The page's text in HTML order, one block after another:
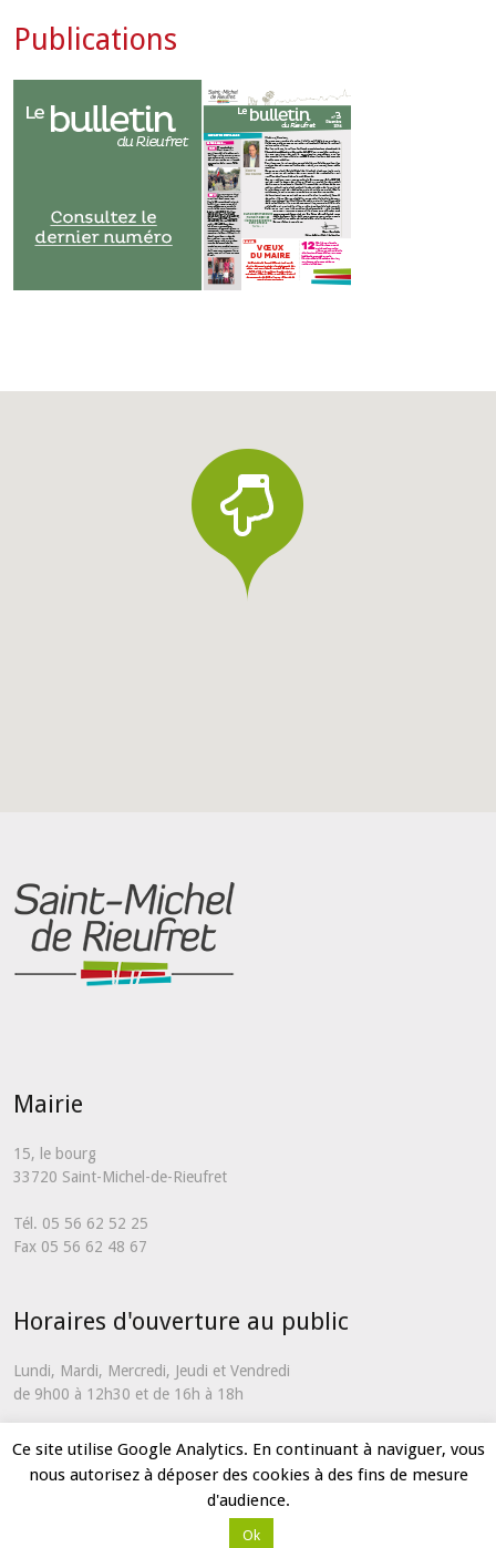
Publications
Mairie
15, le bourg
33720 Saint-Michel-de-Rieufret
Tél. 05 56 62 52 25
Fax 05 56 62 48 67
Horaires d'ouverture au public
Lundi, Mardi, Mercredi, Jeudi et Vendredi
de 9h00 à 12h30 et de 16h à 18h
En dehors de ces horaires et uniquement en cas d'urgence, vous
pouvez nous contacter via notre
Ce site utilise Google Analytics. En continuant à naviguer, vous
nous autorisez à déposer des cookies à des fins de mesure
d'audience.
Ok